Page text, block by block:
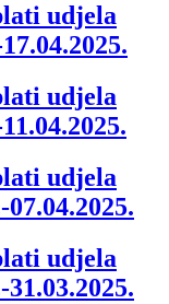
udjela
udjela
udjela
udjela